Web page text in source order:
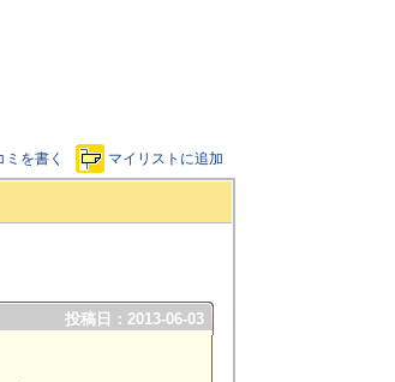
ミを書く マイリストに追加
投稿日：2013-06-03